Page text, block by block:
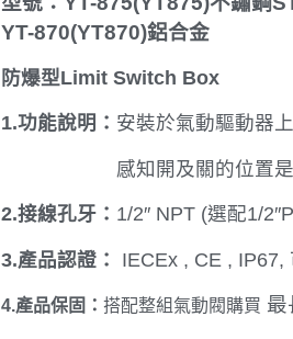
YT-870(YT870)鋁合金
防爆型Limit Switch Box
1.功能說明： 安裝於氣動驅動器
感知開及關的位置是
2.接線孔牙： 1/2″ NPT (選配1/
3.產品認證： IECEx , CE , IP67,
4.產品保固： 搭配整組氣動閥購買 最